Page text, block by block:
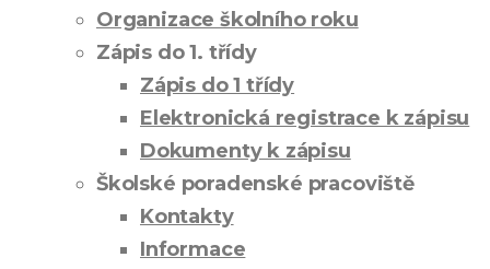
Organizace školního roku
Zápis do 1. třídy
Zápis do 1 třídy
Elektronická registrace k zápisu
Dokumenty k zápisu
Školské poradenské pracoviště
Kontakty
Informace